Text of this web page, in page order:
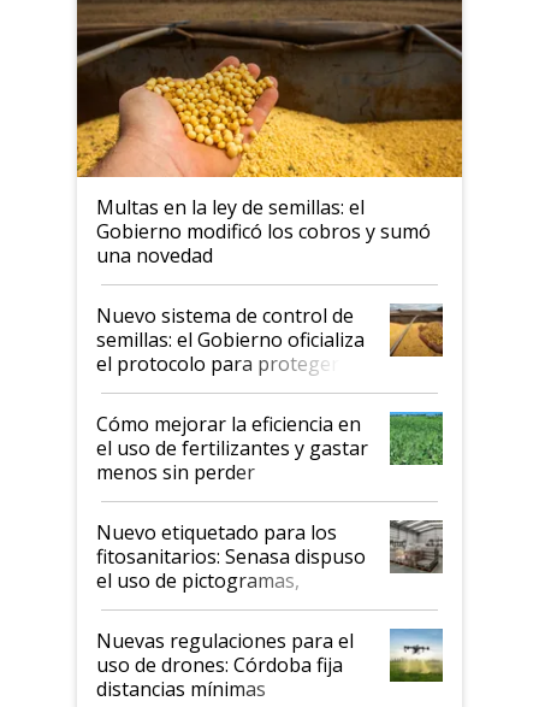
Multas en la ley de semillas: el
Gobierno modificó los cobros y sumó
una novedad
Nuevo sistema de control de
semillas: el Gobierno oficializa
el protocolo para proteger la
propiedad intelectual
Cómo mejorar la eficiencia en
el uso de fertilizantes y gastar
menos sin perder
productividad en la campaña
fina
Nuevo etiquetado para los
fitosanitarios: Senasa dispuso
el uso de pictogramas,
palabras de advertencia e
indicaciones
Nuevas regulaciones para el
uso de drones: Córdoba fija
distancias mínimas